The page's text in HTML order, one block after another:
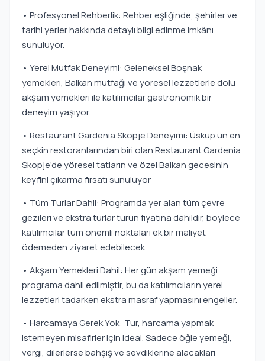
• Profesyonel Rehberlik: Rehber eşliğinde, şehirler ve
tarihi yerler hakkında detaylı bilgi edinme imkânı
sunuluyor.
• Yerel Mutfak Deneyimi: Geleneksel Boşnak
yemekleri, Balkan mutfağı ve yöresel lezzetlerle dolu
akşam yemekleri ile katılımcılar gastronomik bir
deneyim yaşıyor.
• Restaurant Gardenia Skopje Deneyimi: Üsküp’ün en
seçkin restoranlarından biri olan Restaurant Gardenia
Skopje’de yöresel tatların ve özel Balkan gecesinin
keyfini çıkarma fırsatı sunuluyor
• Tüm Turlar Dahil: Programda yer alan tüm çevre
gezileri ve ekstra turlar turun fiyatına dahildir, böylece
katılımcılar tüm önemli noktaları ek bir maliyet
ödemeden ziyaret edebilecek.
• Akşam Yemekleri Dahil: Her gün akşam yemeği
programa dahil edilmiştir, bu da katılımcıların yerel
lezzetleri tadarken ekstra masraf yapmasını engeller.
• Harcamaya Gerek Yok: Tur, harcama yapmak
istemeyen misafirler için ideal. Sadece öğle yemeği,
vergi, dilerlerse bahşiş ve sevdiklerine alacakları